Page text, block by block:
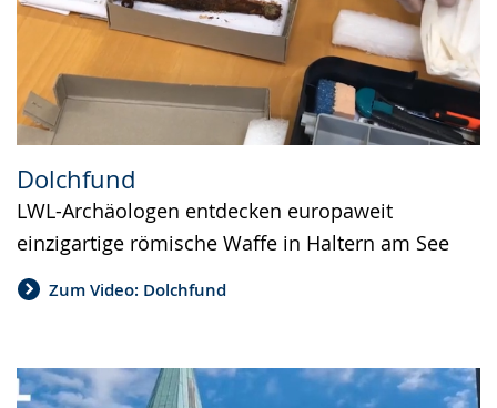
Dolchfund
LWL-Archäologen entdecken europaweit
einzigartige römische Waffe in Haltern am See
Zum Video: Dolchfund